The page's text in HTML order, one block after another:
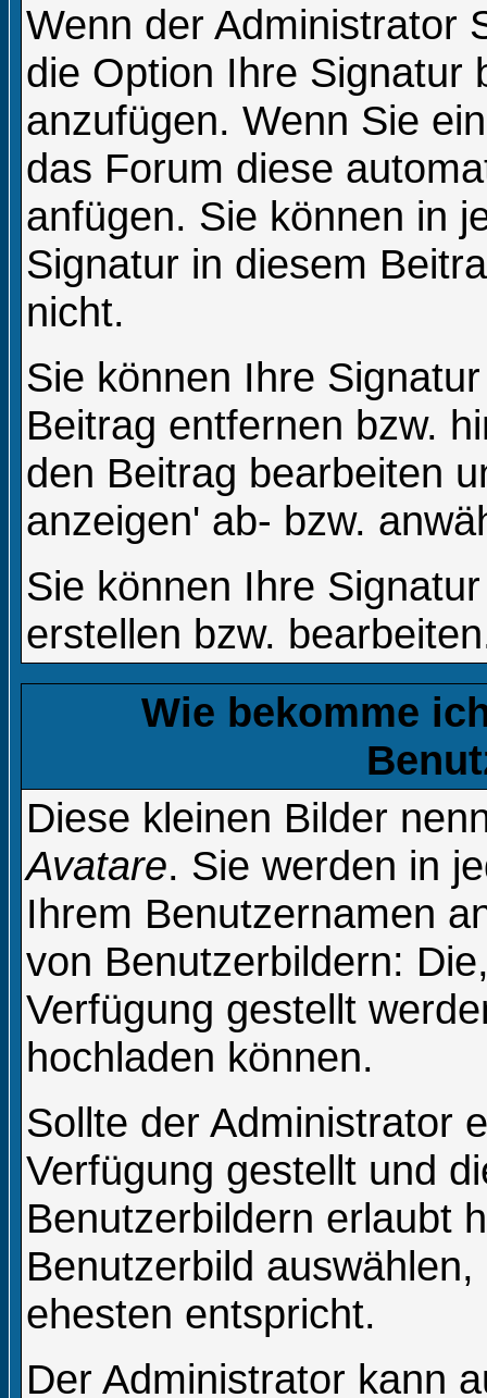
Wenn der Administrator
die Option Ihre Signatur
anzufügen. Wenn Sie
das Forum diese
anfügen. Sie können in
Signatur in diesem
nicht.
Sie können Ihre
Beitrag entfernen bzw.
den Beitrag bearbeiten
anzeigen' ab- bzw.
Sie können Ihre
erstellen bzw.
Wie bekomme
Diese kleinen Bilder
Avatare. Sie werden in
Ihrem Benutzernamen
von Benutzerbildern:
Verfügung gestellt
hochladen können.
Sollte der Administrator
Verfügung gestellt und
Benutzerbildern erlaubt
Benutzerbild
ehesten entspricht.
Der Administrator kann